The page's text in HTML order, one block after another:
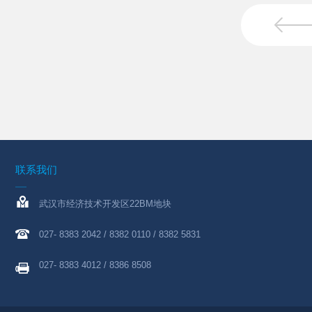
联系我们
武汉市经济技术开发区22BM地块
027- 8383 2042 / 8382 0110 / 8382 5831
027- 8383 4012 / 8386 8508